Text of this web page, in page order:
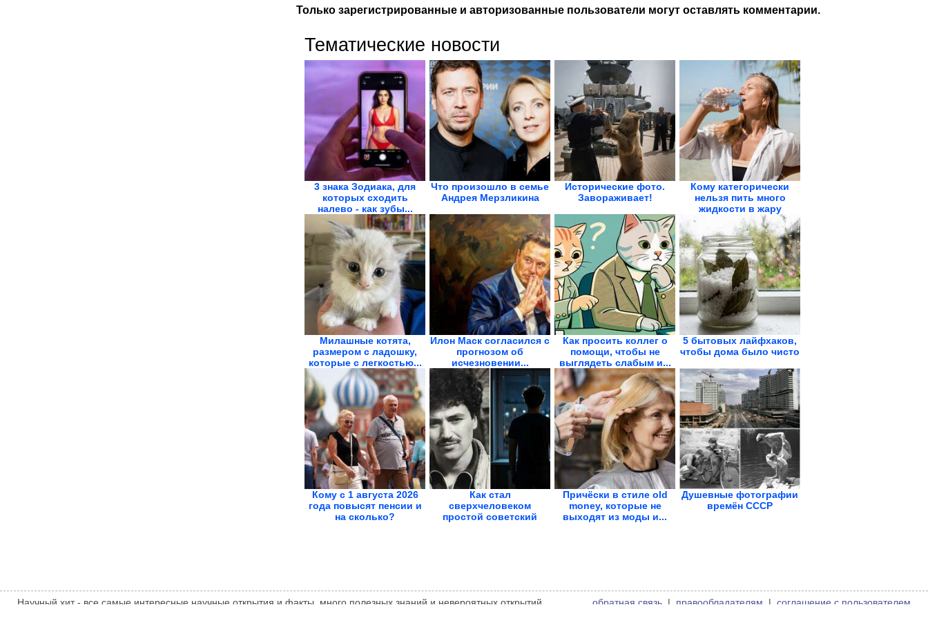
Только зарегистрированные и авторизованные пользователи могут оставлять комментарии.
Тематические новости
3 знака Зодиака, для
которых сходить
налево - как зубы...
Что произошло в семье
Андрея Мерзликина
Исторические фото.
Завораживает!
Кому категорически
нельзя пить много
жидкости в жару
Милашные котята,
размером с ладошку,
которые с легкостью...
Илон Маск согласился с
прогнозом об
исчезновении...
Как просить коллег о
помощи, чтобы не
выглядеть слабым и...
5 бытовых лайфхаков,
чтобы дома было чисто
Кому с 1 августа 2026
года повысят пенсии и
на сколько?
Как стал
сверхчеловеком
простой советский
Причёски в стиле old
money, которые не
выходят из моды и...
Душевные фотографии
времён СССР
Научный хит - все самые интересные научные открытия и факты, много полезных знаний и невероятных открытий.
обратная связь | правообладателям | соглашение с пользователем